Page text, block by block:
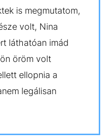
is megmutatom,
volt, Nina
láthatóan imád
öröm volt
ellopnia a
legálisan